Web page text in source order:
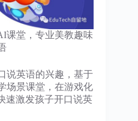
课堂，专业美教趣味
说英语的兴趣，基于
场景课堂，在游戏化
速激发孩子开口说英